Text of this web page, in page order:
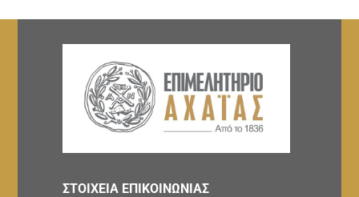
ΣΤΟΙΧΕΙΑ ΕΠΙΚΟΙΝΩΝΙΑΣ